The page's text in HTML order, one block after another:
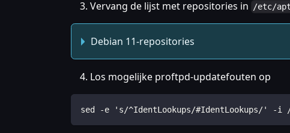
Vervang de lijst met repositories in /etc/
Debian 11-repositories
Los mogelijke proftpd-updatefouten op
sed -e 's/^IdentLookups/#IdentLookups/' -